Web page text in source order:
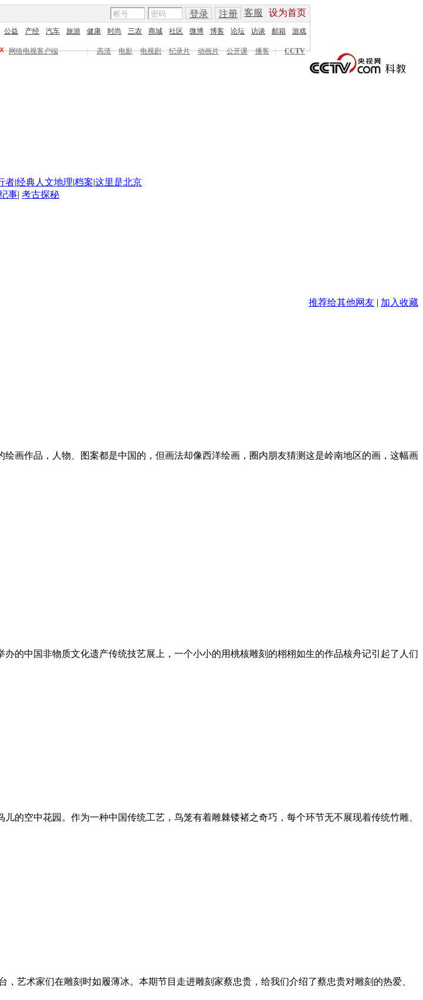
客服 设为首页
登录 注册
公益 产经 汽车 旅游 健康 时尚 三农 商城 社区 微博 博客 论坛 访谈 邮箱 游戏
网络电视客户端 | 高清 电影 电视剧 纪录片 动画片 公开课 播客 |
CCTV
者|经典人文地理|档案|这里是北京
事| 考古探秘
推荐给其他网友 | 加入收藏
画作品，人物、图案都是中国的，但画法却像西洋绘画，圈内朋友猜测这是岭南地区的画，这幅画
的中国非物质文化遗产传统技艺展上，一个小小的用桃核雕刻的栩栩如生的作品核舟记引起了人们
的空中花园。作为一种中国传统工艺，鸟笼有着雕棘镂褚之奇巧，每个环节无不展现着传统竹雕、
艺术家们在雕刻时如履薄冰。本期节目走进雕刻家蔡忠贵，给我们介绍了蔡忠贵对雕刻的热爱、